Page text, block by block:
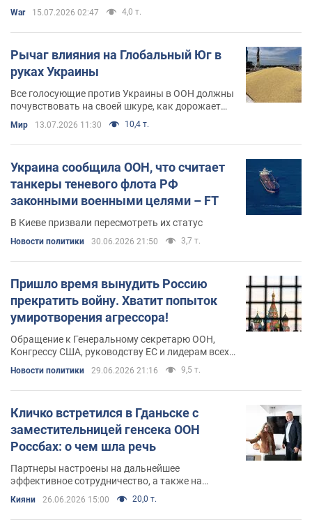
War 15.07.2026 02:47 4,0 т.
Рычаг влияния на Глобальный Юг в
руках Украины
Все голосующие против Украины в ООН должны
почувствовать на своей шкуре, как дорожает
еда, когда убивают украинцев
Мир 13.07.2026 11:30 10,4 т.
Украина сообщила ООН, что считает
танкеры теневого флота РФ
законными военными целями – FT
В Киеве призвали пересмотреть их статус
Новости политики 30.06.2026 21:50 3,7 т.
Пришло время вынудить Россию
прекратить войну. Хватит попыток
умиротворения агрессора!
Обращение к Генеральному секретарю ООН,
Конгрессу США, руководству ЕС и лидерам всех
демократических государств. Мир больше не
имеет права искать компромисс между
международным правом и государством-
Новости политики 29.06.2026 21:16 9,5 т.
Кличко встретился в Гданьске с
заместительницей генсека ООН
Россбах: о чем шла речь
Партнеры настроены на дальнейшее
эффективное сотрудничество, а также на
оказание поддержки и помощи Киеву
Кияни 26.06.2026 15:00 20,0 т.